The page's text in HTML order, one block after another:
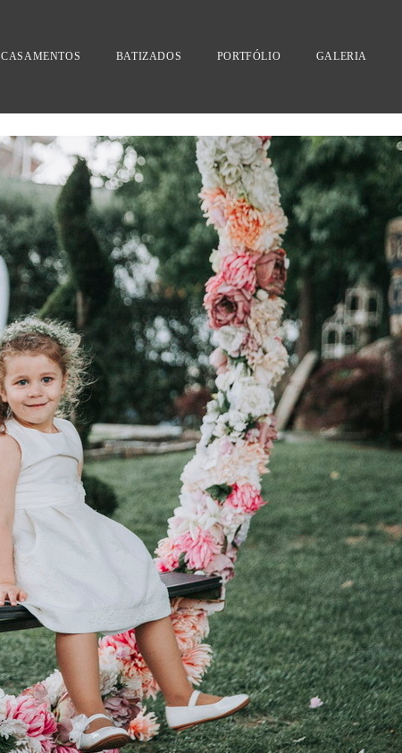
CASAMENTOS BATIZADOS PORTFÓLIO GALERIA